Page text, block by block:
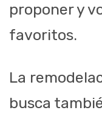
proponer y
favoritos.
La
busca